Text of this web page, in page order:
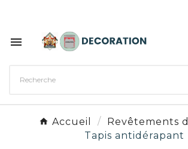

Accueil
Revêtements
Tapis antidérapant